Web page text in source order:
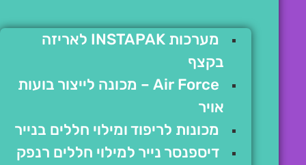
מערכות INSTAPAK לאריזה
בקצף
Air Force – מכונה לייצור בועות
אויר
מכונות לריפוד ומילוי חללים בנייר
דיספנסר נייר למילוי חללים רנפק